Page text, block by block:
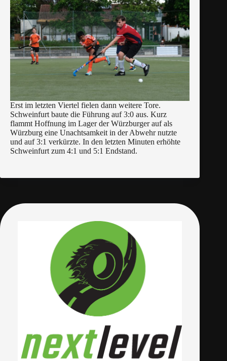
Erst im letzten Viertel fielen dann weitere Tore.
Schweinfurt baute die Führung auf 3:0 aus. Kurz
flammt Hoffnung im Lager der Würzburger auf als
Würzburg eine Unachtsamkeit in der Abwehr nutzte
und auf 3:1 verkürzte. In den letzten Minuten erhöhte
Schweinfurt zum 4:1 und 5:1 Endstand.